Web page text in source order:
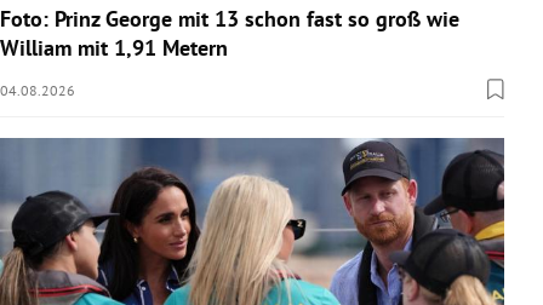
Foto: Prinz George mit 13 schon fast so groß wie
William mit 1,91 Metern
04.08.2026